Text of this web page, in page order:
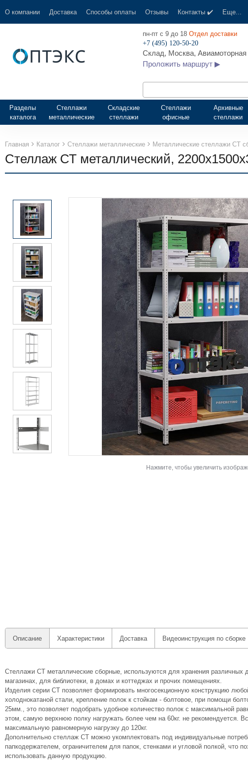
О компании Доставка Способы оплаты Отзывы Контакты ✔️ Еще...
пн-пт с 9 до 18 Отдел доставки
+7 (495) 120-50-20
Склад, Москва, Авиамоторная
Проложить маршрут ▶
Разделы
каталога
Стеллажи
металлические
Складские
стеллажи
Стеллажи
офисные
Архивные
стеллажи
Главная Каталог Стеллажи металлические Металлические стеллажи СТ
Стеллаж СТ металлический,
Нажмите, чтобы увеличить
Описание Характеристики Доставка Видеоинструкция по сборке
Стеллажи СТ металлические сборные, используются для хранения различных
магазинах, для библиотеки, в домах и коттеджах и прочих помещениях.
Изделия серии СТ позволяет формировать многосекционную конструкцию
холоднокатаной стали, крепление полок к стойкам - болтовое, при помощи
25мм., это позволяет подобрать удобное количество полок с максимальной
этом, самую верхнюю полку нагружать более чем на 60кг. не рекомендуется.
максимальную равномерную нагрузку до 120кг.
Дополнительно стеллаж СТ можно укомплектовать под индивидуальные
папкодержателем, ограничителем для папок, стенками и угловой полкой, что
использовать данную продукцию.